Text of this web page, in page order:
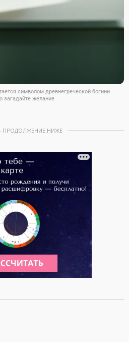
символом древнегреческой богини
загадайте желание
ПРОДОЛЖЕНИЕ НИЖЕ